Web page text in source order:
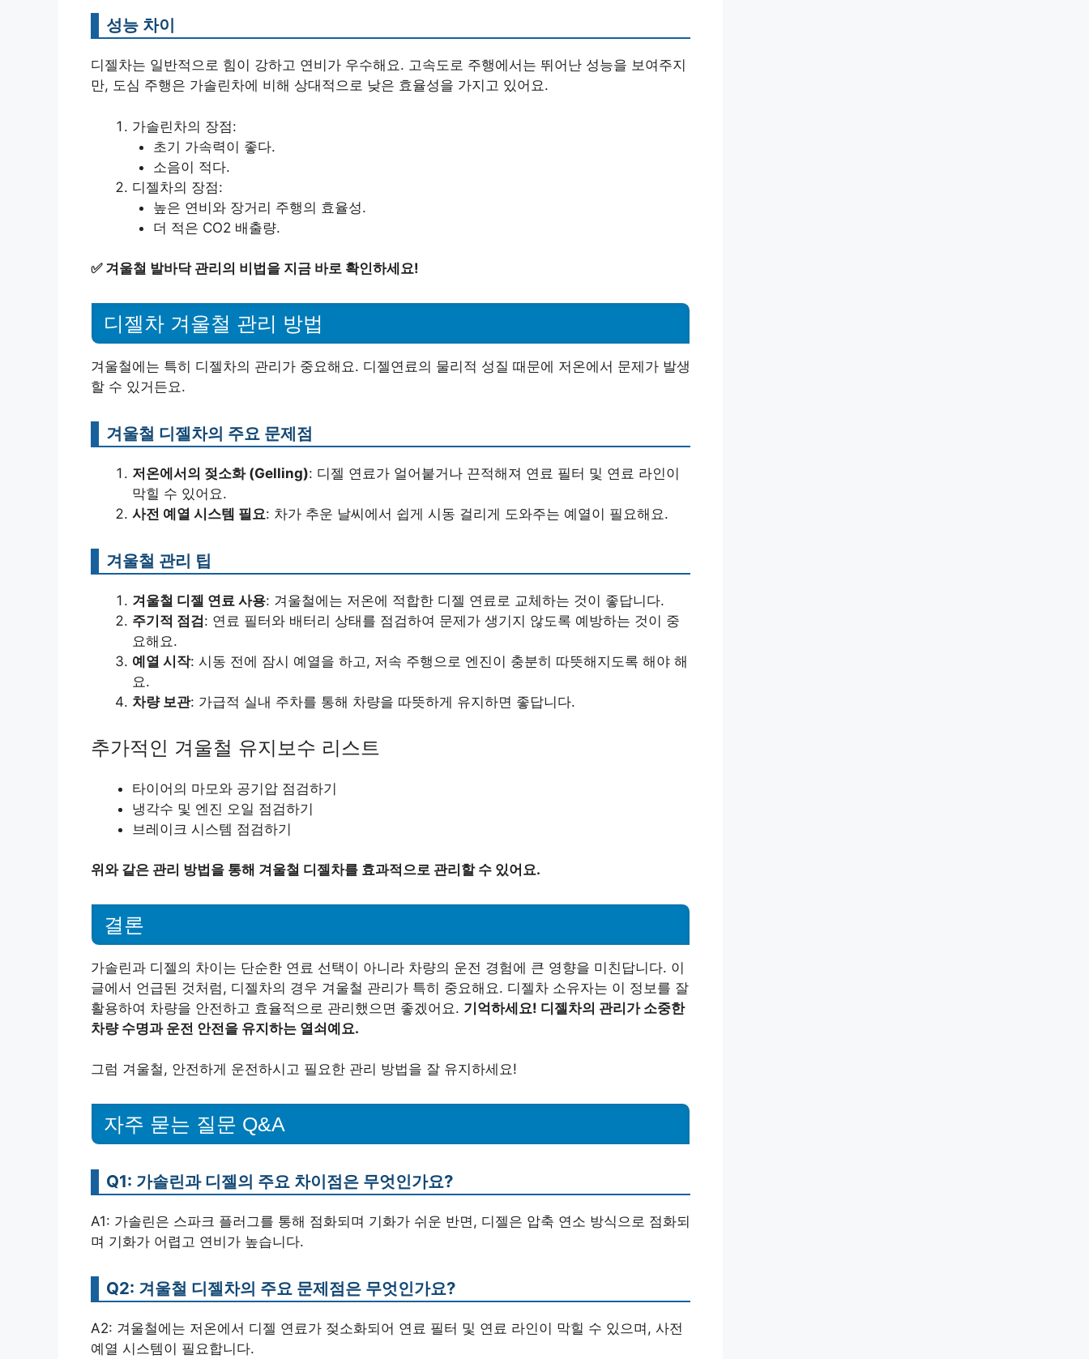
성능 차이
디젤차는 일반적으로 힘이 강하고 연비가 우수해요. 고속도로 주행에서는 뛰어난 성능을 보여주지
만, 도심 주행은 가솔린차에 비해 상대적으로 낮은 효율성을 가지고 있어요.
가솔린차의 장점:
초기 가속력이 좋다.
소음이 적다.
디젤차의 장점:
높은 연비와 장거리 주행의 효율성.
더 적은 CO2 배출량.
✅ 겨울철 발바닥 관리의 비법을 지금 바로 확인하세요!
디젤차 겨울철 관리 방법
겨울철에는 특히 디젤차의 관리가 중요해요. 디젤연료의 물리적 성질 때문에 저온에서 문제가 발생
할 수 있거든요.
겨울철 디젤차의 주요 문제점
저온에서의 젖소화 (Gelling): 디젤 연료가 얼어붙거나 끈적해져 연료 필터 및 연료 라인이
막힐 수 있어요.
사전 예열 시스템 필요: 차가 추운 날씨에서 쉽게 시동 걸리게 도와주는 예열이 필요해요.
겨울철 관리 팁
겨울철 디젤 연료 사용: 겨울철에는 저온에 적합한 디젤 연료로 교체하는 것이 좋답니다.
주기적 점검 : 연료 필터와 배터리 상태를 점검하여 문제가 생기지 않도록 예방하는 것이 중
요해요.
예열 시작: 시동 전에 잠시 예열을 하고, 저속 주행으로 엔진이 충분히 따뜻해지도록 해야 해
요.
차량 보관: 가급적 실내 주차를 통해 차량을 따뜻하게 유지하면 좋답니다.
추가적인 겨울철 유지보수 리스트
타이어의 마모와 공기압 점검하기
냉각수 및 엔진 오일 점검하기
브레이크 시스템 점검하기
위와 같은 관리 방법을 통해 겨울철 디젤차를 효과적으로 관리할 수 있어요.
결론
가솔린과 디젤의 차이는 단순한 연료 선택이 아니라 차량의 운전 경험에 큰 영향을 미친답니다. 이
글에서 언급된 것처럼, 디젤차의 경우 겨울철 관리가 특히 중요해요. 디젤차 소유자는 이 정보를 잘
활용하여 차량을 안전하고 효율적으로 관리했으면 좋겠어요. 기억하세요! 디젤차의 관리가 소중한
차량 수명과 운전 안전을 유지하는 열쇠예요.
그럼 겨울철, 안전하게 운전하시고 필요한 관리 방법을 잘 유지하세요!
자주 묻는 질문 Q&A
Q1: 가솔린과 디젤의 주요 차이점은 무엇인가요?
A1: 가솔린은 스파크 플러그를 통해 점화되며 기화가 쉬운 반면, 디젤은 압축 연소 방식으로 점화되
며 기화가 어렵고 연비가 높습니다.
Q2: 겨울철 디젤차의 주요 문제점은 무엇인가요?
A2: 겨울철에는 저온에서 디젤 연료가 젖소화되어 연료 필터 및 연료 라인이 막힐 수 있으며, 사전
예열 시스템이 필요합니다.